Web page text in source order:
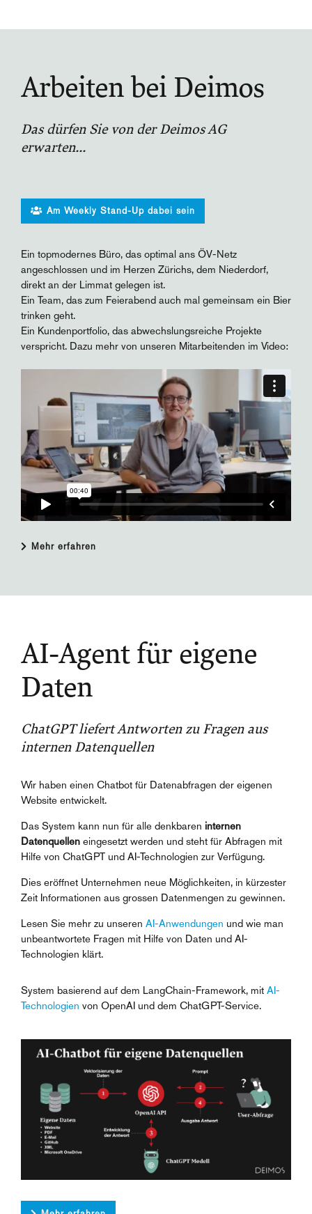
Arbeiten bei Deimos
Das dürfen Sie von der Deimos AG
erwarten...
Am Weekly Stand-Up dabei sein
Ein topmodernes Büro, das optimal ans ÖV-Netz
angeschlossen und im Herzen Zürichs, dem Niederdorf,
direkt an der Limmat gelegen ist.
Ein Team, das zum Feierabend auch mal gemeinsam ein Bier
trinken geht.
Ein Kundenportfolio, das abwechslungsreiche Projekte
verspricht. Dazu mehr von unseren Mitarbeitenden im Video:
Mehr erfahren
AI-Agent für eigene
Daten
ChatGPT liefert Antworten zu Fragen aus
internen Datenquellen
Wir haben einen Chatbot für Datenabfragen der eigenen
Website entwickelt.
Das System kann nun für alle denkbaren internen
Datenquellen eingesetzt werden und steht für Abfragen mit
Hilfe von ChatGPT und AI-Technologien zur Verfügung.
Dies eröffnet Unternehmen neue Möglichkeiten, in kürzester
Zeit Informationen aus grossen Datenmengen zu gewinnen.
Lesen Sie mehr zu unseren AI-Anwendungen und wie man
unbeantwortete Fragen mit Hilfe von Daten und AI-
Technologien klärt.
System basierend auf dem LangChain-Framework, mit AI-
Technologien von OpenAI und dem ChatGPT-Service.